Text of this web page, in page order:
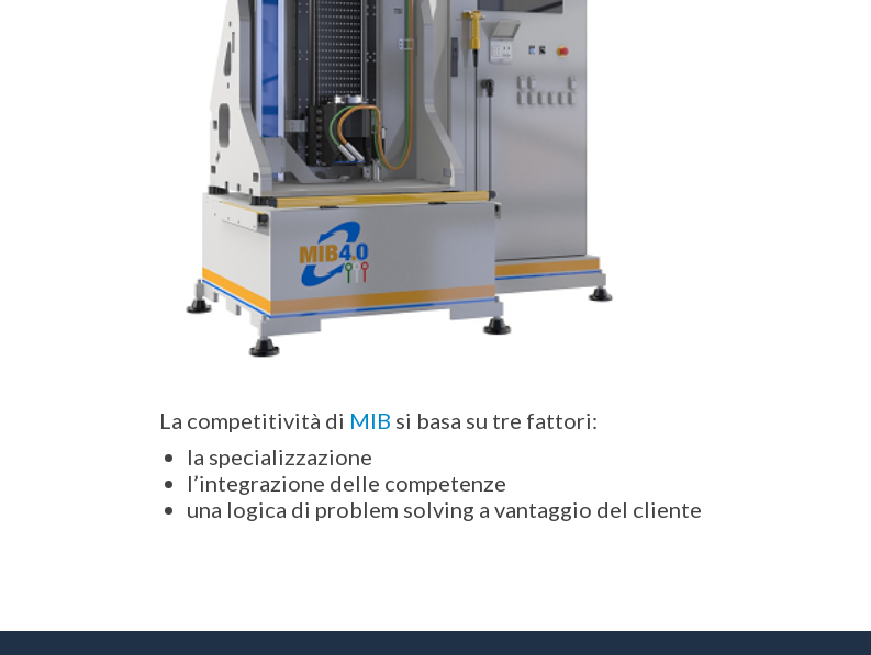
La competitività di MIB si basa su tre fattori:
la specializzazione
l’integrazione delle competenze
una logica di problem solving a vantaggio del cliente